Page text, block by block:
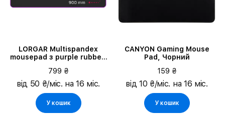
LORGAR Multispandex
mousepad з purple rubber,
799 ₴
від 50 ₴/міс. на 16 міс.
У кошик
CANYON Gaming Mouse
Pad, Чорний
159 ₴
від 10 ₴/міс. на 16 міс.
У кошик